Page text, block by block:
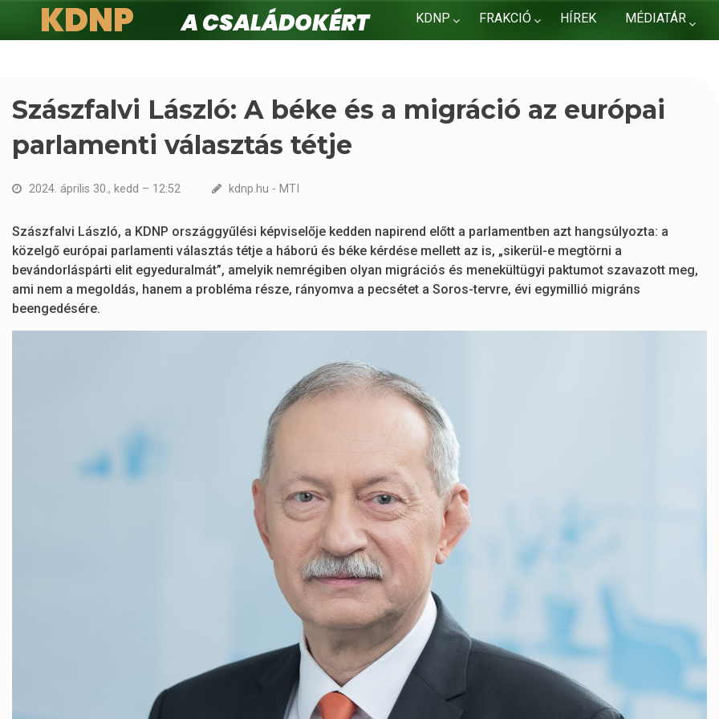
KDNP FRAKCIÓ HÍREK MÉDIATÁR
KDNP
A családokért.
Szászfalvi László: A béke és a migráció az európai
parlamenti választás tétje
2024. április 30., kedd – 12:52 kdnp.hu - MTI
Szászfalvi László, a KDNP országgyűlési képviselője kedden napirend előtt a parlamentben azt hangsúlyozta: a
közelgő európai parlamenti választás tétje a háború és béke kérdése mellett az is, „sikerül-e megtörni a
bevándorláspárti elit egyeduralmát”, amelyik nemrégiben olyan migrációs és menekültügyi paktumot szavazott meg,
ami nem a megoldás, hanem a probléma része, rányomva a pecsétet a Soros-tervre, évi egymillió migráns
beengedésére.